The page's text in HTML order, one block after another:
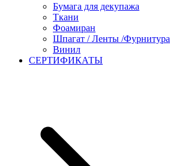
Бумага для декупажа
Ткани
Фоамиран
Шпагат / Ленты /Фурнитура
Винил
СЕРТИФИКАТЫ